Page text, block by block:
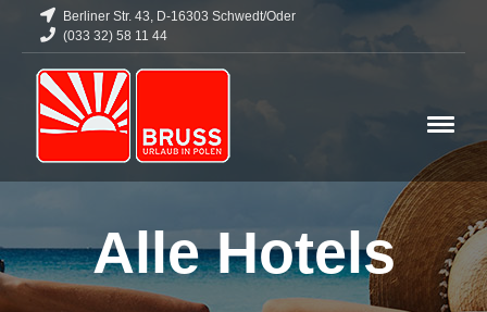
Berliner Str. 43, D-16303 Schwedt/Oder
(033 32) 58 11 44
Alle Hotels